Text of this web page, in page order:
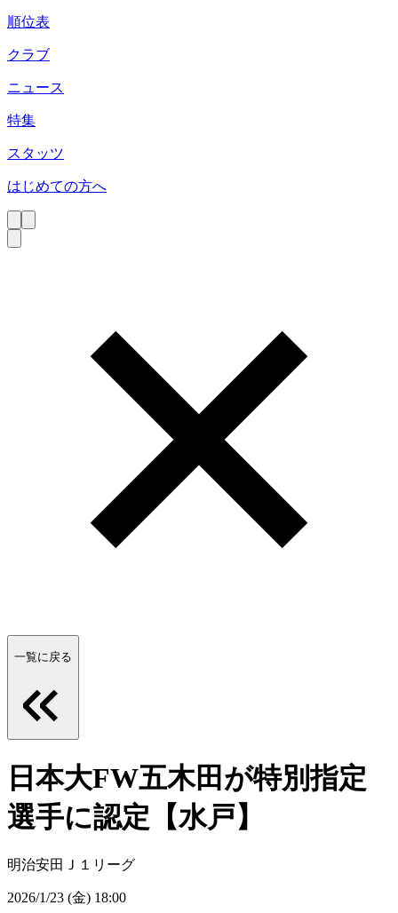
順位表
クラブ
ニュース
特集
スタッツ
はじめての方へ
一覧に戻る
日本大FW五木田が特別指定
選手に認定【水戸】
明治安田Ｊ１リーグ
2026/1/23 (金) 18:00